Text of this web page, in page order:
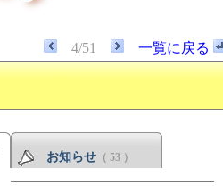
4/51 一覧に戻る
お知らせ （ 53 ）